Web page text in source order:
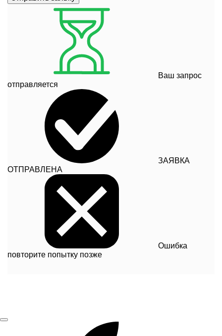
Ваш запрос
отправляется
ЗАЯВКА
ОТПРАВЛЕНА
Ошибка
повторите попытку позже